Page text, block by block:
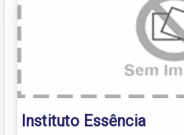
Instituto Essência